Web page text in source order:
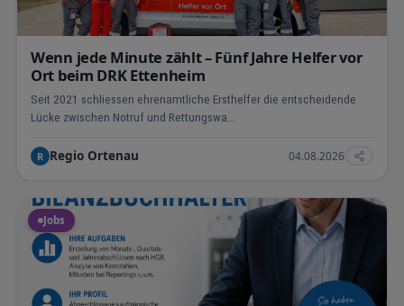
Wenn jede Minute zählt – Fünf Jahre Helfer vor
Ort beim DRK Ettenheim
Seit 2021 schliessen ehrenamtliche Ersthelfer die entscheidende
Lücke zwischen Notruf und Rettungswa…
R Regio Ortenau 04.08.2026
Jobs